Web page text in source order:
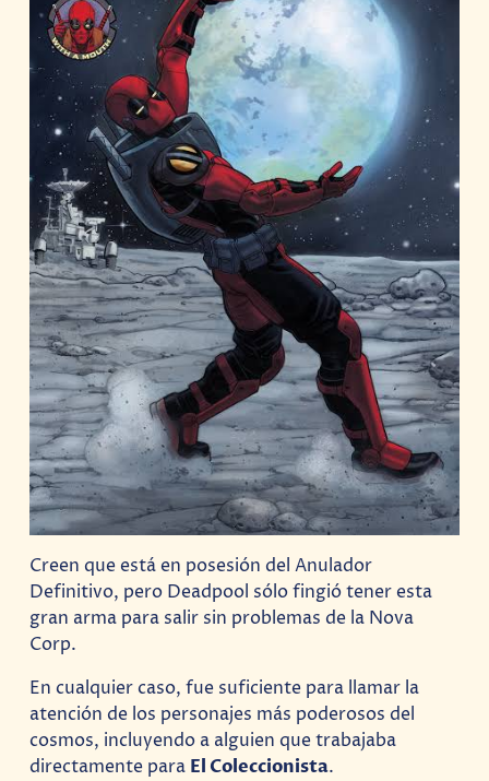
Creen que está en posesión del Anulador
Definitivo, pero Deadpool sólo fingió tener esta
gran arma para salir sin problemas de la Nova
Corp.
En cualquier caso, fue suficiente para llamar la
atención de los personajes más poderosos del
cosmos, incluyendo a alguien que trabajaba
directamente para El Coleccionista.